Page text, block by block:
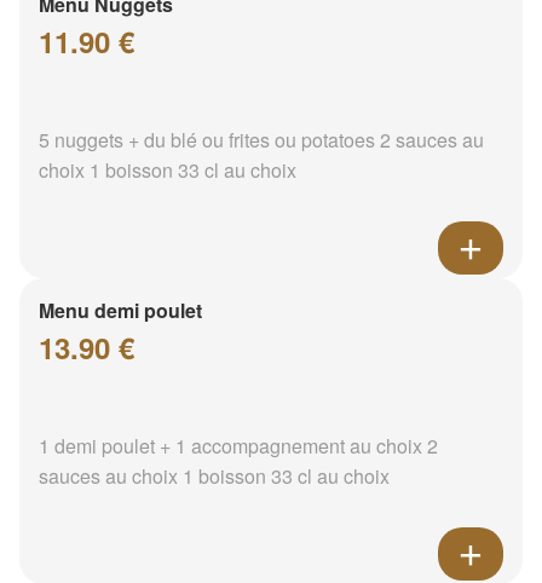
11.90 €
5 nuggets + du blé ou frites ou potatoes 2 sauces au
choix 1 boisson 33 cl au choix
Menu demi poulet
13.90 €
1 demi poulet + 1 accompagnement au choix 2
sauces au choix 1 boisson 33 cl au choix